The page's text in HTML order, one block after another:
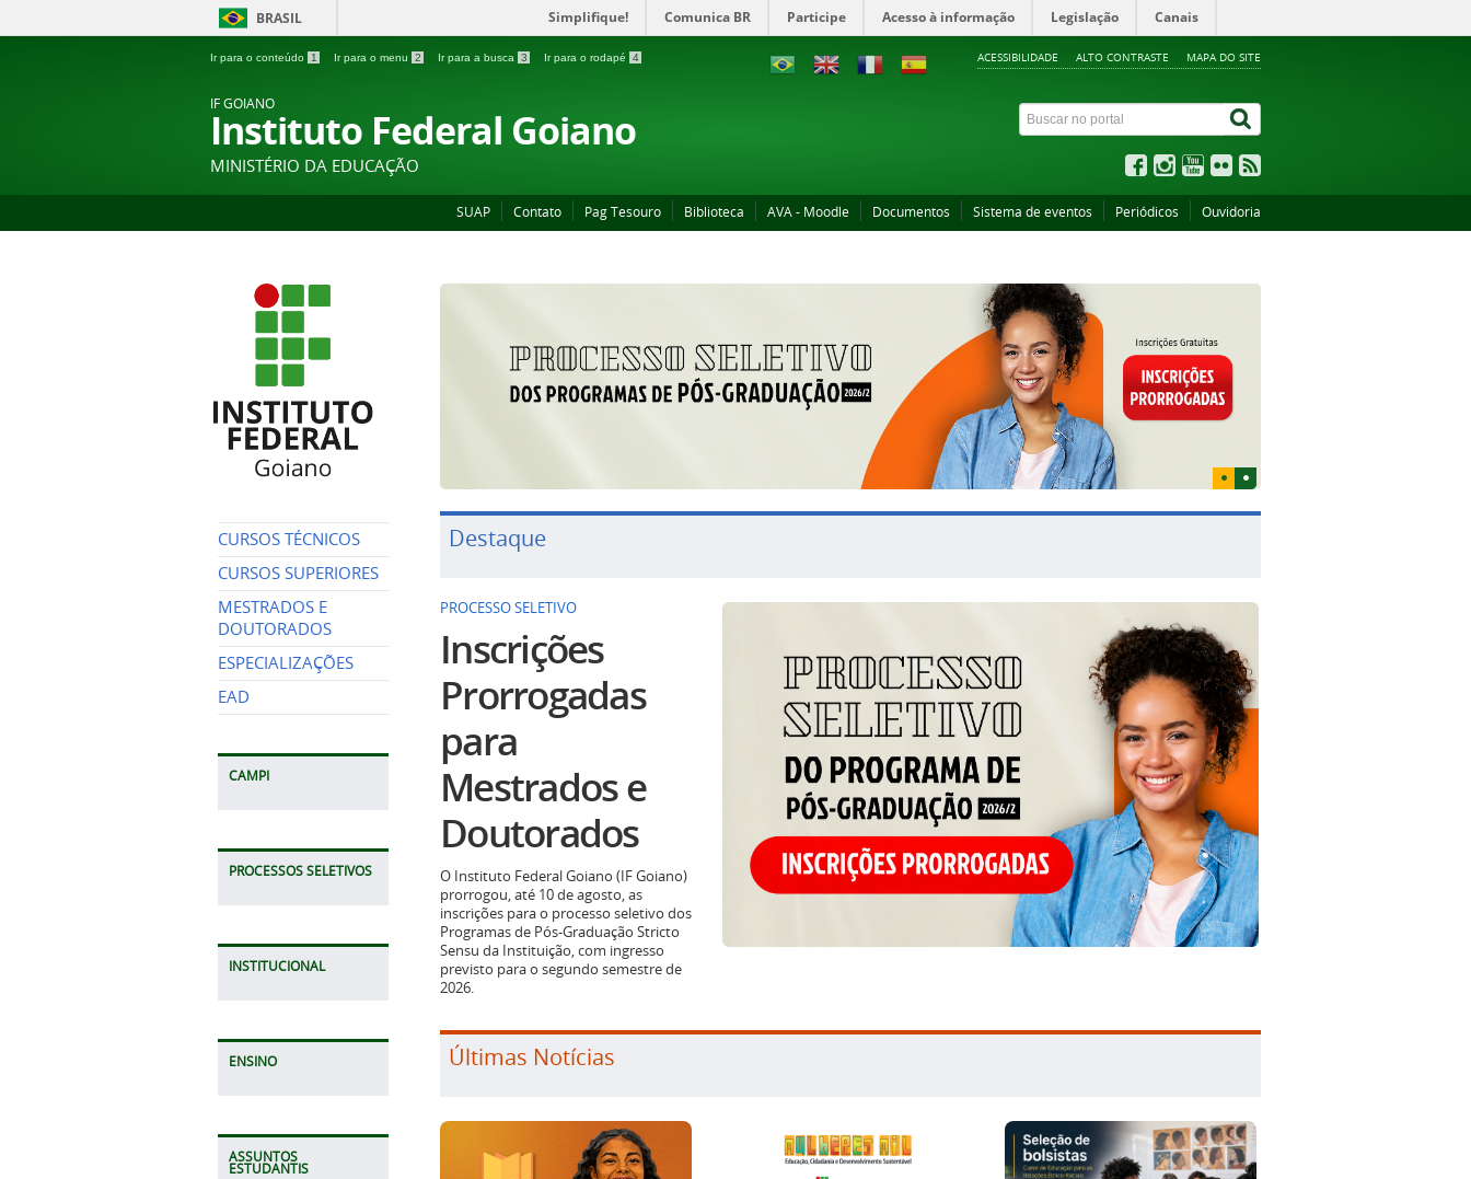
BRASIL Simplifique! Comunica BR Participe Acesso à informação Legislação Canais
Ir para o conteúdo 1 Ir para o menu 2 Ir para a busca 3 Ir para o rodapé 4 ACESSIBILIDADE ALTO CONTRASTE MAPA DO SITE
IF GOIANO
Instituto Federal Goiano
MINISTÉRIO DA EDUCAÇÃO
SUAP Contato Pag Tesouro Biblioteca AVA - Moodle Documentos Sistema de eventos Periódicos Ouvidoria
CURSOS TÉCNICOS
CURSOS SUPERIORES
MESTRADOS E
DOUTORADOS
ESPECIALIZAÇÕES
EAD
CAMPI
PROCESSOS SELETIVOS
INSTITUCIONAL
ENSINO
ASSUNTOS
ESTUDANTIS
Destaque
PROCESSO SELETIVO
Inscrições
Prorrogadas
para
Mestrados e
Doutorados
O Instituto Federal Goiano (IF Goiano)
prorrogou, até 10 de agosto, as
inscrições para o processo seletivo dos
Programas de Pós-Graduação Stricto
Sensu da Instituição, com ingresso
previsto para o segundo semestre de
2026.
Últimas Notícias